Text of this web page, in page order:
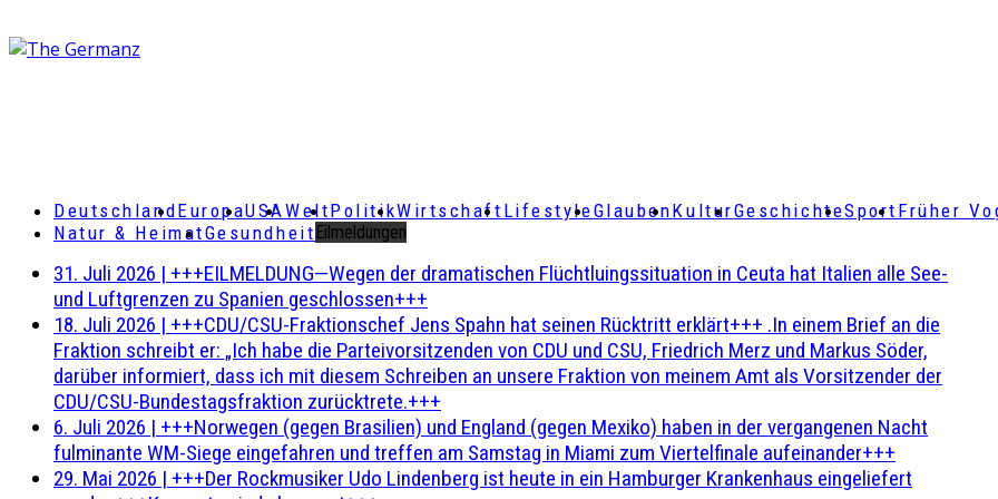
DeutschlandEuropaUSAWeltPolitikWirtschaft LifestyleGlaubenKulturGeschichteSport Früher
Natur & HeimatGesundheit Eilmeldungen
31. Juli 2026 | +++EILMELDUNG—Wegen der dramatischen Flüchtluingssituation in Ceuta hat Italien alle See-
und Luftgrenzen zu Spanien geschlossen+++
18. Juli 2026 | +++CDU/CSU-Fraktionschef Jens Spahn hat seinen Rücktritt erklärt+++ .In einem Brief an die
Fraktion schreibt er: „Ich habe die Parteivorsitzenden von CDU und CSU, Friedrich Merz und Markus Söder,
darüber informiert, dass ich mit diesem Schreiben an unsere Fraktion von meinem Amt als Vorsitzender der
CDU/CSU-Bundestagsfraktion zurücktrete.+++
6. Juli 2026 | +++Norwegen (gegen Brasilien) und England (gegen Mexiko) haben in der vergangenen Nacht
fulminante WM-Siege eingefahren und treffen am Samstag in Miami zum Viertelfinale aufeinander+++
29. Mai 2026 | +++Der Rockmusiker Udo Lindenberg ist heute in ein Hamburger Krankenhaus eingeliefert